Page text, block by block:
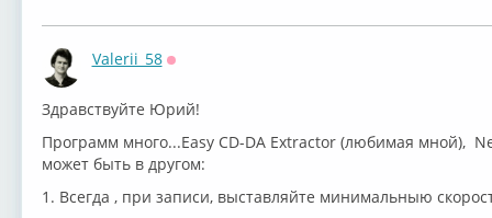
Valerii_58
Здравствуйте Юрий!
Программ много...Easy CD-DA Extractor (любимая мной),
может быть в другом:
1. Всегда , при записи, выставляйте минимальныю